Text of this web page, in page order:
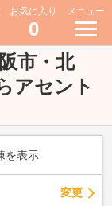
お気に入り
0
メニュー
市・北
アセント
を表示
変更